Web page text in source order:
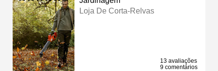
Loja De Corta-Relvas
13 avaliações
9 comentários